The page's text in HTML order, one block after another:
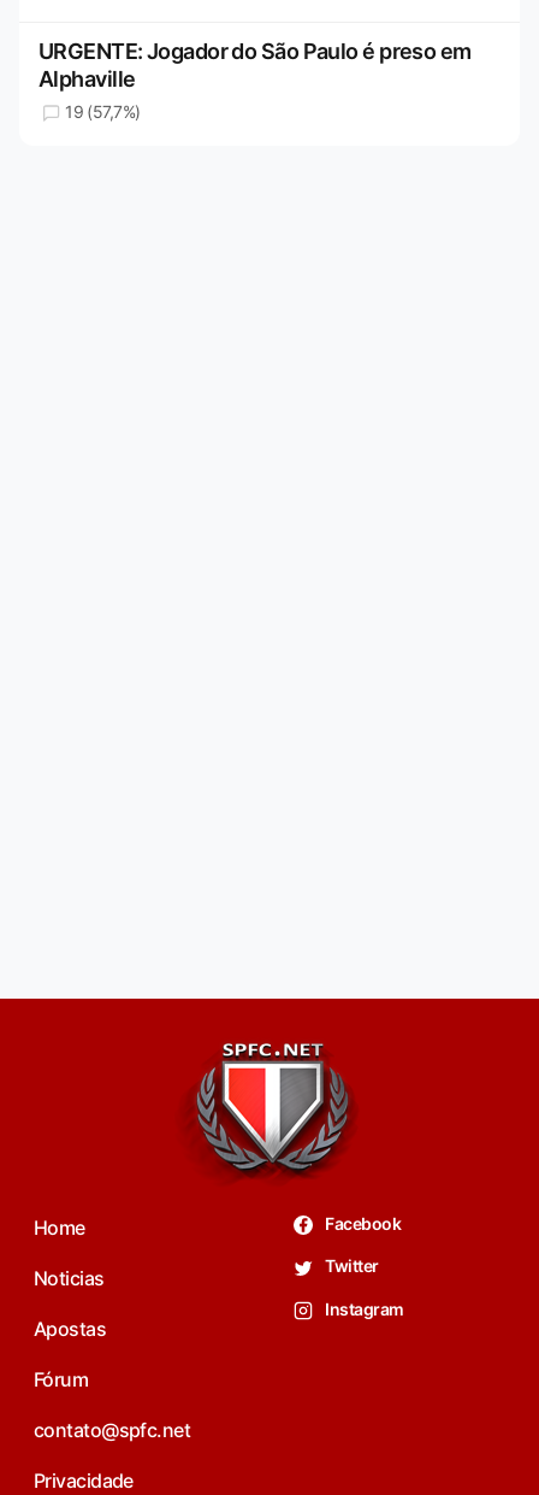
URGENTE: Jogador do São Paulo é preso em
Alphaville
19 (57,7%)
Home
Noticias
Apostas
Fórum
contato@spfc.net
Privacidade
Facebook
Twitter
Instagram